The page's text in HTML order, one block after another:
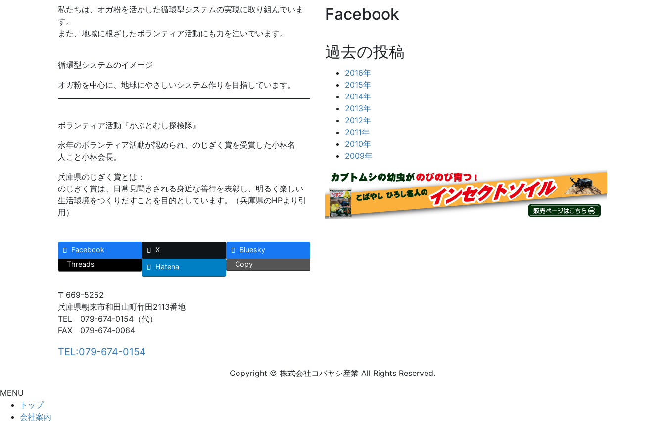
私たちは、オガ粉を活かした循環型システムの実現に取り組んでいま
す。
また、地域に根ざしたボランティア活動にも力を注いでいます。
循環型システムのイメージ
オガ粉を中心に、地球にやさしいシステム作りを目指しています。
ボランティア活動『かぶとむし探検隊』
永年のボランティア活動が認められ、のじぎく賞を受賞した小林名
人こと小林会長。
兵庫県のじぎく賞とは：
のじぎく賞は、日常見聞きされる身近な善行を表彰し、明るく楽しい
生活環境をつくりだすことを目的としています。（兵庫県のHPより引
用）
Facebook X
Bluesky
Threads
Hatena Copy
Facebook
過去の投稿
2016年
2015年
2014年
2013年
2012年
2011年
2010年
2009年
〒669-5252
兵庫県朝来市和田山町竹田2113番地
TEL 079-674-0154 （代）
FAX 079-674-0064
TEL:079-674-0154
Copyright © 株式会社コバヤシ産業 All Rights Reserved.
MENU
トップ
会社案内